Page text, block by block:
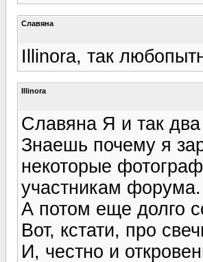
Славяна
Illinora, так
Illinora
Славяна Я и так
Знаешь почему я
некоторые
участникам форума.
А потом еще долго
Вот, кстати, про
И, честно и